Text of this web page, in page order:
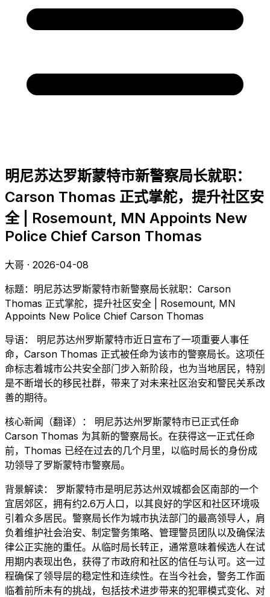
明尼苏达罗斯蒙特市新警察局长就职：
Carson Thomas 正式掌舵，提升社区安
全 | Rosemount, MN Appoints New
Police Chief Carson Thomas
大哥 · 2026-04-08
标题：明尼苏达罗斯蒙特市新警察局长就职：Carson
Thomas 正式掌舵，提升社区安全 | Rosemount, MN
Appoints New Police Chief Carson Thomas
导语： 明尼苏达州罗斯蒙特市近日宣布了一项重要人事任
命，Carson Thomas 正式被任命为该市的警察局长。这项任
命标志着城市公共安全部门步入新阶段，也为当地居民，特别
是不断增长的移民社群，带来了对未来社区治安和警民关系改
善的期待。
核心新闻（翻译）： 明尼苏达州罗斯蒙特市已正式任命
Carson Thomas 为其新的警察局长。在获得这一正式任命
前，Thomas 已经在过去的几个月里，以临时局长的身份成
功领导了罗斯蒙特市警察局。
背景解读： 罗斯蒙特市是明尼苏达州双城都会区南部的一个
宜居郊区，拥有约2.6万人口，以其良好的学区和社区环境吸
引着众多居民。警察局长作为城市执法部门的最高领导人，肩
负着维护社会治安、制定警务策略、管理警员团队以及确保法
律公正实施的重任。从临时局长转正，通常意味着候选人在试
用期内表现出色，获得了市政府和社区的信任与认可。这一过
程确保了领导层的稳定性和连续性。在当今社会，警务工作面
临着前所未有的挑战，包括技术进步带来的犯罪模式变化、对